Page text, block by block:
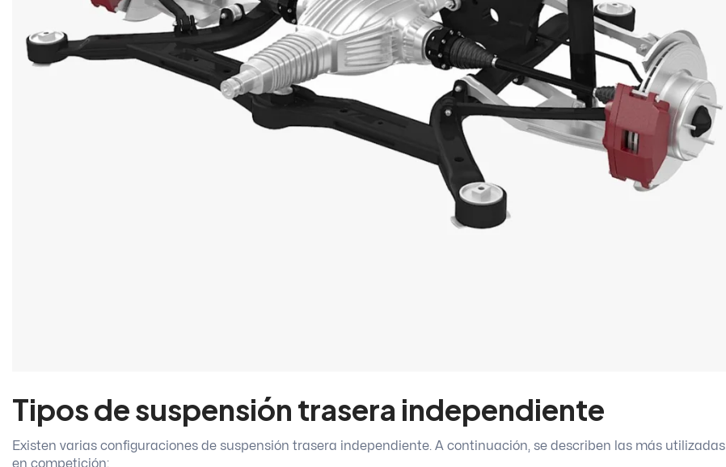
Tipos de suspensión trasera independiente
Existen varias configuraciones de suspensión trasera independiente. A continuación, se describen las más utilizadas
en competición: